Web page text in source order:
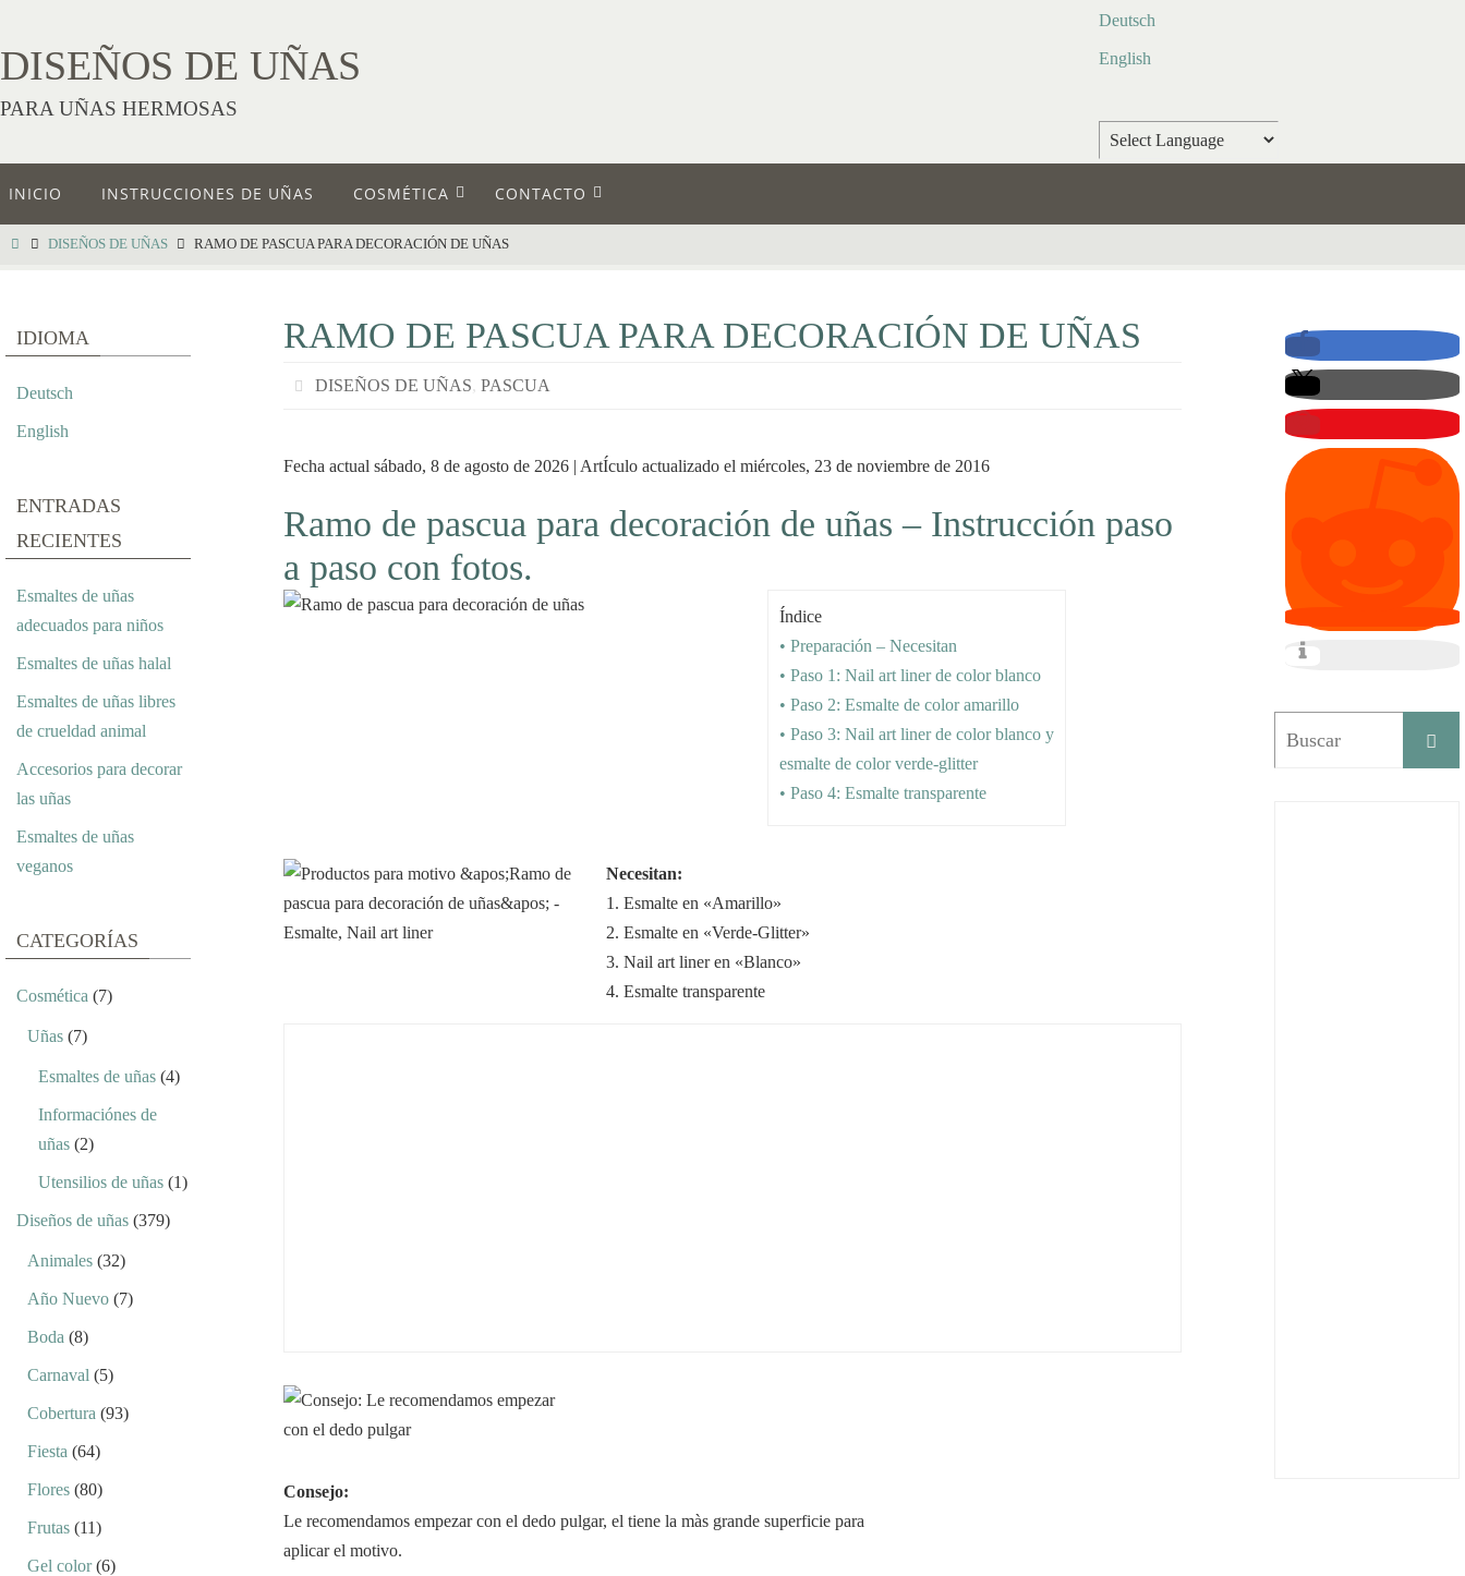
DISEÑOS DE UÑAS
PARA UÑAS HERMOSAS
Deutsch
English
INICIO INSTRUCCIONES DE UÑAS COSMÉTICA CONTACTO
DISEÑOS DE UÑAS RAMO DE PASCUA PARA DECORACIÓN DE UÑAS
RAMO DE PASCUA PARA DECORACIÓN DE UÑAS
DISEÑOS DE UÑAS, PASCUA
Fecha actual sábado, 8 de agosto de 2026 | ArtÍculo actualizado el miércoles, 23 de noviembre de 2016
Ramo de pascua para decoración de uñas – Instrucción paso
a paso con fotos.
Índice
• Preparación – Necesitan
• Paso 1: Nail art liner de color blanco
• Paso 2: Esmalte de color amarillo
• Paso 3: Nail art liner de color blanco y
esmalte de color verde-glitter
• Paso 4: Esmalte transparente
Necesitan:
1. Esmalte en «Amarillo»
2. Esmalte en «Verde-Glitter»
3. Nail art liner en «Blanco»
4. Esmalte transparente
Consejo:
Le recomendamos empezar con el dedo pulgar, el tiene la màs grande superficie para
aplicar el motivo.
IDIOMA
Deutsch
English
ENTRADAS
RECIENTES
Esmaltes de uñas
adecuados para niños
Esmaltes de uñas halal
Esmaltes de uñas libres
de crueldad animal
Accesorios para decorar
las uñas
Esmaltes de uñas
veganos
CATEGORÍAS
Cosmética (7)
Uñas (7)
Esmaltes de uñas (4)
Informaciónes de
uñas (2)
Utensilios de uñas (1)
Diseños de uñas (379)
Animales (32)
Año Nuevo (7)
Boda (8)
Carnaval (5)
Cobertura (93)
Fiesta (64)
Flores (80)
Frutas (11)
Gel color(6)